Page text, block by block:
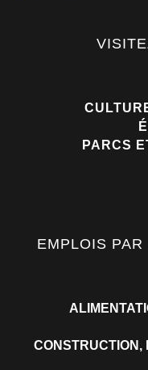
PARCS
EMPLOIS
CONSTRUCTION,